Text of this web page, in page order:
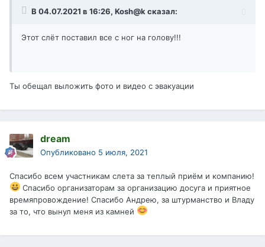
В 04.07.2021 в 16:26, Kosh@k сказал:
Этот слёт поставил все с ног на голову!!!
Ты обещал выложить фото и видео с эвакуации
dream
Опубликовано 5 июля, 2021
Спасибо всем участникам слета за теплый приём и компанию!
Спасибо организаторам за организацию досуга и приятное
времяпровождение! Спасибо Андрею, за штурманство и Владу
за то, что вынул меня из камней